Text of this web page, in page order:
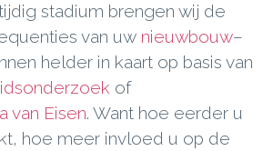
stadium brengen wij de
van uw nieuwbouw–
helder in kaart op basis van
of
van Eisen. Want hoe eerder u
hoe meer invloed u op de